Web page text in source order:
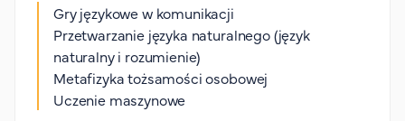
Gry językowe w komunikacji
Przetwarzanie języka naturalnego (język
naturalny i rozumienie)
Metafizyka tożsamości osobowej
Uczenie maszynowe